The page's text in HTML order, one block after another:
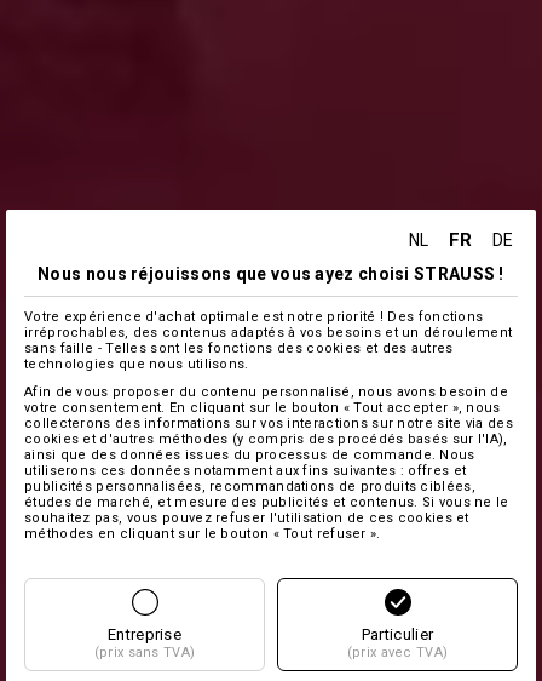
NL FR
DE
Nous nous réjouissons que vous ayez choisi STRAUSS !
Votre expérience d'achat optimale est notre priorité ! Des fonctions
irréprochables, des contenus adaptés à vos besoins et un déroulement
sans faille - Telles sont les fonctions des cookies et des autres
technologies que nous utilisons.
Afin de vous proposer du contenu personnalisé, nous avons besoin de
votre consentement. En cliquant sur le bouton « Tout accepter », nous
collecterons des informations sur vos interactions sur notre site via des
cookies et d'autres méthodes (y compris des procédés basés sur l'IA),
ainsi que des données issues du processus de commande. Nous
utiliserons ces données notamment aux fins suivantes : offres et
publicités personnalisées, recommandations de produits ciblées,
études de marché, et mesure des publicités et contenus. Si vous ne le
souhaitez pas, vous pouvez refuser l'utilisation de ces cookies et
méthodes en cliquant sur le bouton « Tout refuser ».
Entreprise
(prix sans TVA)
Particulier
(prix avec TVA)